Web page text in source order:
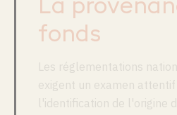
La
fonds
Les réglementations
exigent un examen
l'identification de l'origine